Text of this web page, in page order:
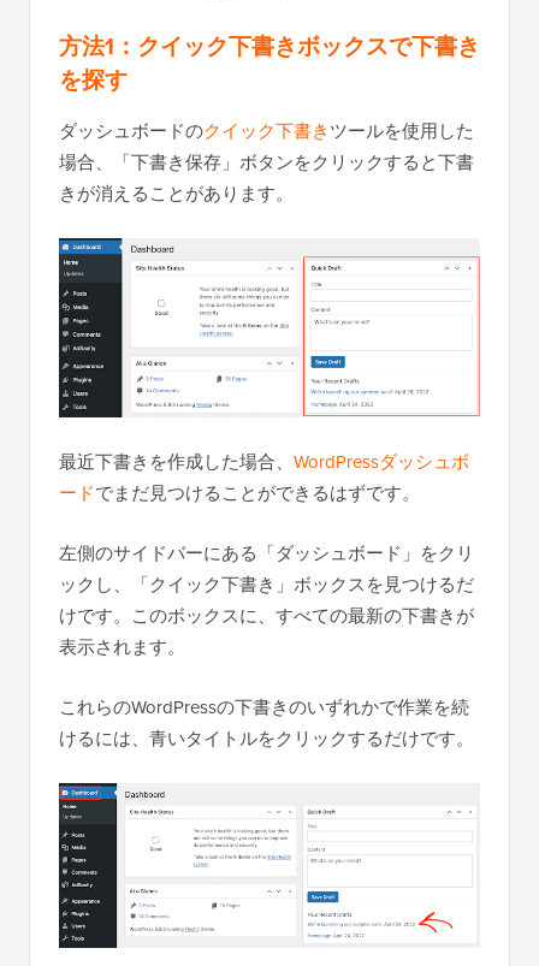
方法1：クイック下書きボックスで下書き
を探す
ダッシュボードのクイック下書きツールを使用した
場合、「下書き保存」ボタンをクリックすると下書
きが消えることがあります。
最近下書きを作成した場合、 WordPressダッシュボ
ードでまだ見つけることができるはずです。
左側のサイドバーにある「ダッシュボード」をクリ
ックし、「クイック下書き」ボックスを見つけるだ
けです。このボックスに、すべての最新の下書きが
表示されます。
これらのWordPressの下書きのいずれかで作業を続
けるには、青いタイトルをクリックするだけです。